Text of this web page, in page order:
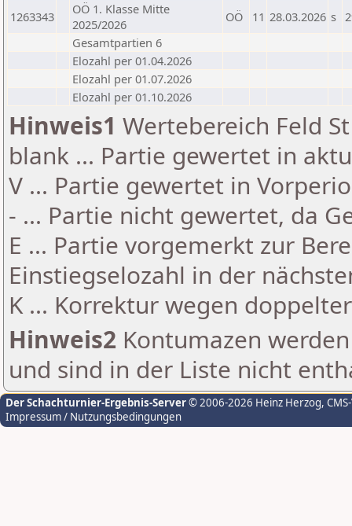
1263343
OÖ 1. Klasse Mitte
2025/2026
OÖ 11 28.03.2026 s
Gesamtpartien 6
Elozahl per 01.04.2026
Elozahl per 01.07.2026
Elozahl per 01.10.2026
Hinweis1 Wertebereich Feld
blank ... Partie gewertet in
V ... Partie gewertet in
- ... Partie nicht gewertet, da
E ... Partie vorgemerkt zur
Einstiegselozahl in der
K ... Korrektur wegen
Hinweis2 Kontumazen
und sind in der Liste nicht
Der Schachturnier-Ergebnis-Server© 2006-2026 Heinz Herzog,
Impressum / Nutzungsbedingungen